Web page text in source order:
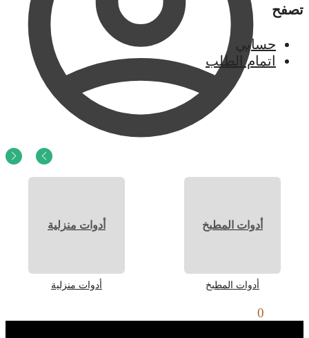
تصفح
حسابي
اتمام الطلب
أدوات المطبخ
أدوات المطبخ
أدوات منزلية
أدوات منزلية
0